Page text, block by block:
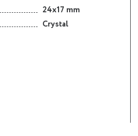
24x17 mm
Crystal